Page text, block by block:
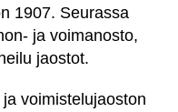
1907. Seurassa
ja voimanosto,
jaostot.
voimistelujaoston